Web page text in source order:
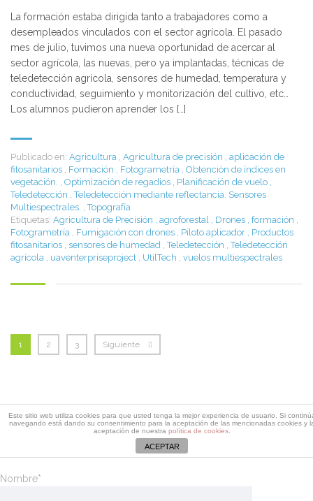
La formación estaba dirigida tanto a trabajadores como a
desempleados vinculados con el sector agrícola. El pasado
mes de julio, tuvimos una nueva oportunidad de acercar al
sector agrícola, las nuevas, pero ya implantadas, técnicas de
teledetección agrícola, sensores de humedad, temperatura y
conductividad, seguimiento y monitorización del cultivo, etc…
Los alumnos pudieron aprender los […]
Publicado en: Agricultura , Agricultura de precisión , aplicación de
fitosanitarios , Formación , Fotogrametría , Obtención de índices en
vegetación. , Optimización de regadios , Planificación de vuelo ,
Teledetección , Teledetección mediante reflectancia. Sensores
Multiespectrales. , Topografía
Etiquetas: Agricultura de Precisión , agroforestal , Drones , formación ,
Fotogrametría , Fumigación con drones , Piloto aplicador , Productos
fitosanitarios , sensores de humedad , Teledetección , Teledetección
agrícola , uaventerpriseproject , UtilTech , vuelos multiespectrales
1 2 3 Siguiente
Este sitio web utiliza cookies para que usted tenga la mejor experiencia de usuario. Si
navegando está dando su consentimiento para la aceptación de las mencionadas cookies y
aceptación de nuestra política de cookies.
ACEPTAR
Descarga dossier Edificaciones
Rellena este formulario y recibirás un email con el enlace de
descarga del dossier de Edificaciones
Nombre*